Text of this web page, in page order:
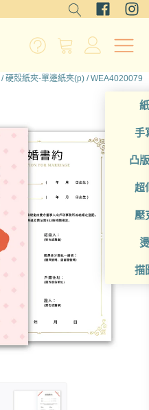
手
凸
超
壓
描
/硬殼紙夾-單邊紙夾(p) / WEA4020079